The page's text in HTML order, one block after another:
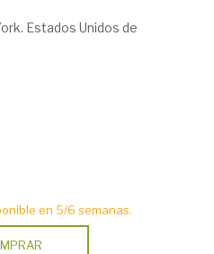
Estados Unidos de
en 5/6 semanas.